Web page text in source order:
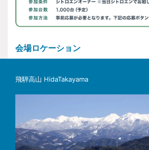
会場ロケーション
飛騨高山 HidaTakayama